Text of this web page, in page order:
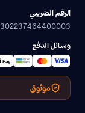
الرقم الضريبي
302237464400003
وسائل الدفع
موثوق